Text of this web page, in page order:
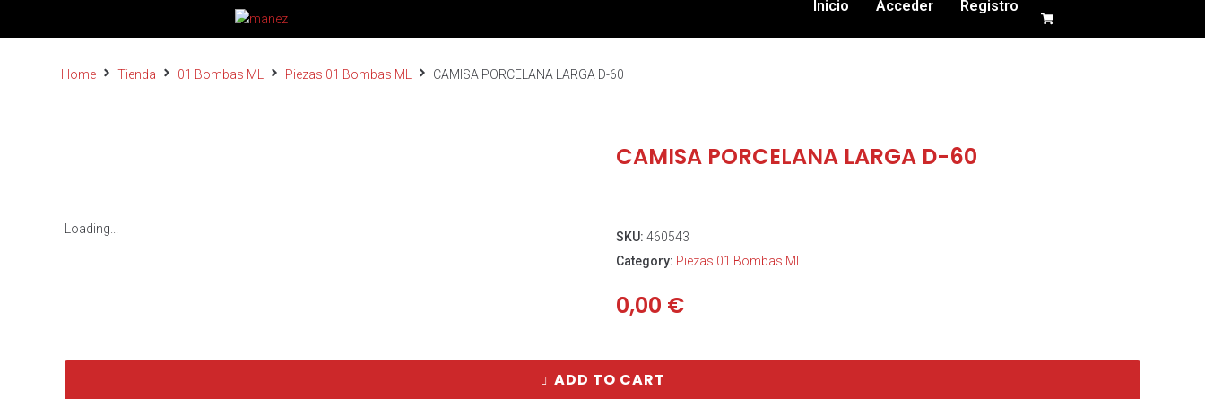
Inicio Acceder Registro
Home Tienda 01 Bombas ML Piezas 01 Bombas ML CAMISA PORCELANA LARGA D-60
Loading...
CAMISA PORCELANA LARGA D-60
SKU: 460543
Category: Piezas 01 Bombas ML
0,00 €
ADD TO CART